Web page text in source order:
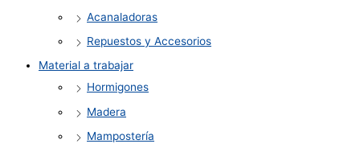
Acanaladoras
Repuestos y Accesorios
Material a trabajar
Hormigones
Madera
Mampostería